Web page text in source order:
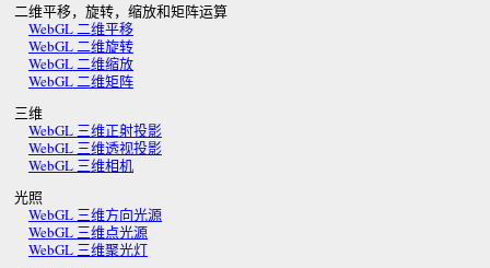
二维平移，旋转，缩放和矩阵运算
WebGL 二维平移
WebGL 二维旋转
WebGL 二维缩放
WebGL 二维矩阵
三维
WebGL 三维正射投影
WebGL 三维透视投影
WebGL 三维相机
光照
WebGL 三维方向光源
WebGL 三维点光源
WebGL 三维聚光灯